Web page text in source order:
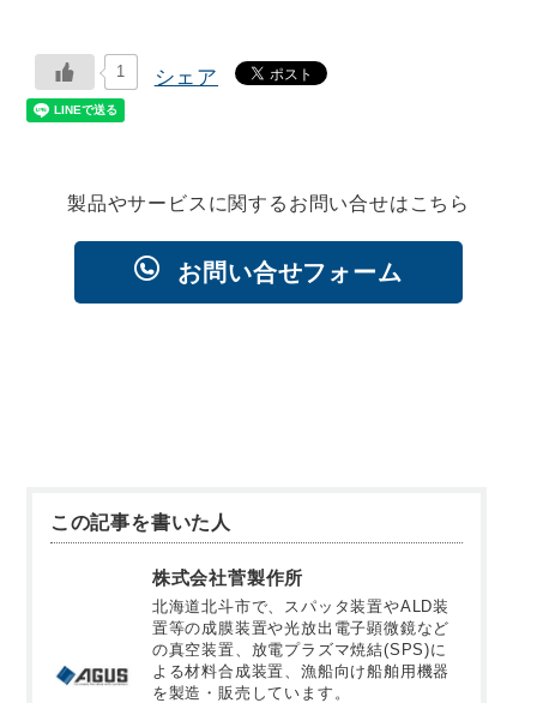
1 シェア
製品やサービスに関するお問い合せはこちら
お問い合せフォーム
この記事を書いた人
株式会社菅製作所
北海道北斗市で、スパッタ装置やALD装
置等の成膜装置や光放出電子顕微鏡など
の真空装置、放電プラズマ焼結(SPS)に
よる材料合成装置、漁船向け船舶用機器
を製造・販売しています。